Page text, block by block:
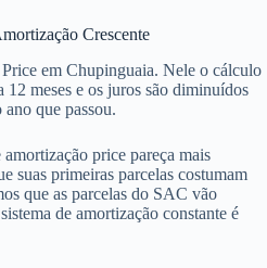
Crescente
em Chupinguaia. Nele o cálculo
12 meses e os juros são diminuídos
que passou.
price pareça mais
suas primeiras parcelas costumam
que as parcelas do SAC vão
de amortização constante é